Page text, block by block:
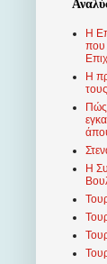
Η
που
Η
Πώς
Η